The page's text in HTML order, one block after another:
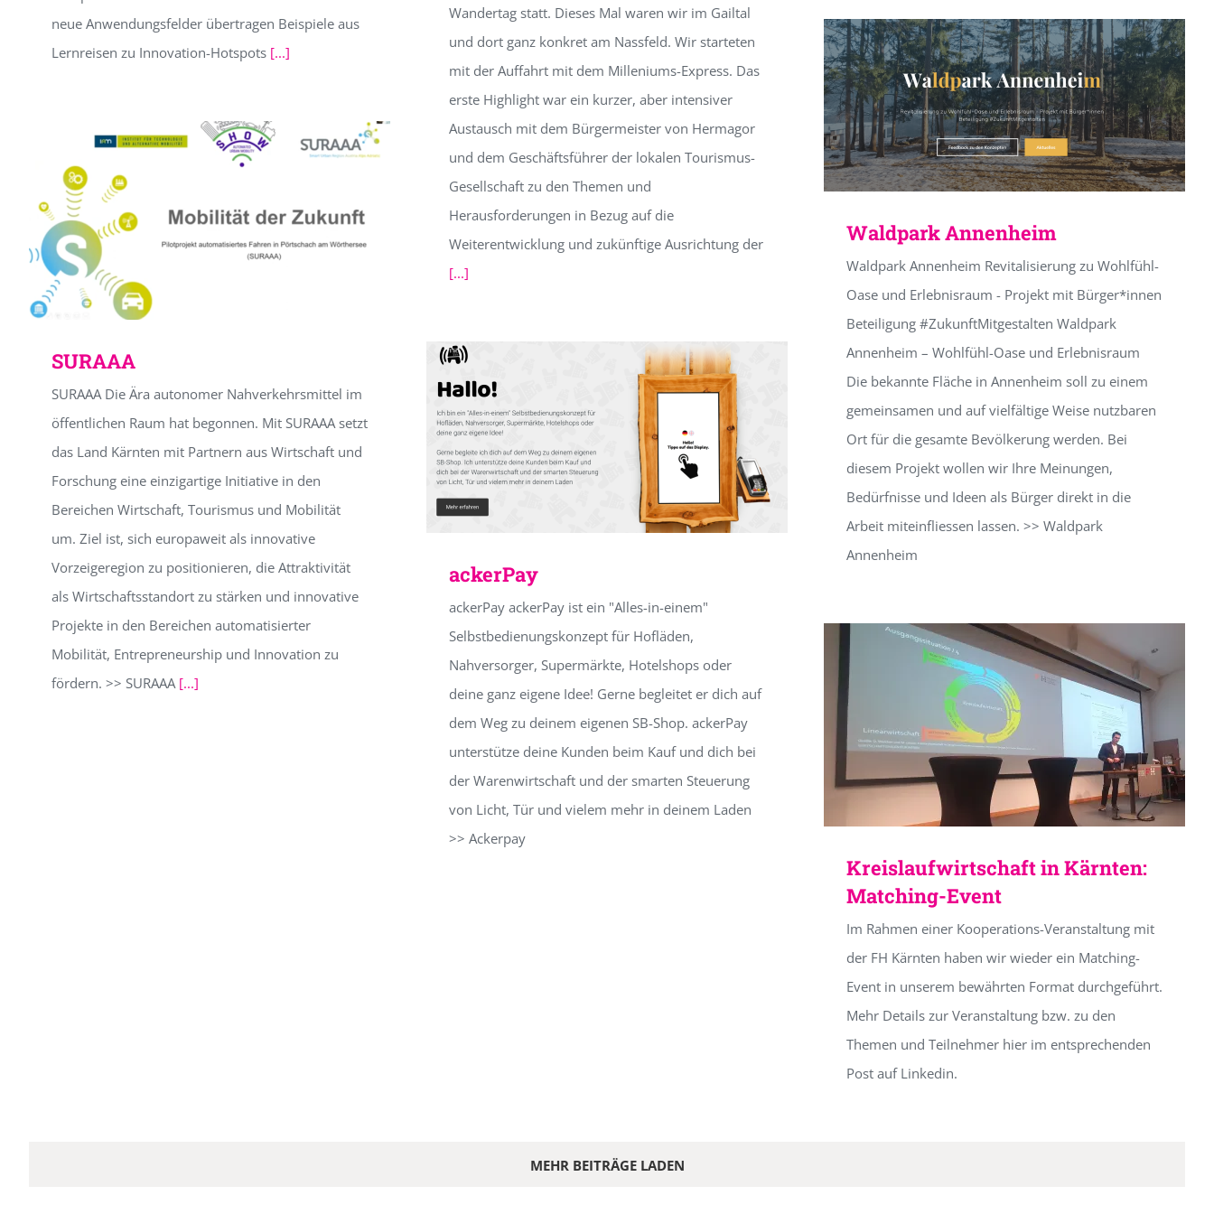
neue Anwendungsfelder übertragen Beispiele aus
Lernreisen zu Innovation-Hotspots [...]
Wandertag statt. Dieses Mal waren wir im Gailtal
und dort ganz konkret am Nassfeld. Wir starteten
mit der Auffahrt mit dem Milleniums-Express. Das
erste Highlight war ein kurzer, aber intensiver
Austausch mit dem Bürgermeister von Hermagor
und dem Geschäftsführer der lokalen Tourismus-
Gesellschaft zu den Themen und
Herausforderungen in Bezug auf die
Weiterentwicklung und zukünftige Ausrichtung der
[...]
Waldpark Annenheim
Waldpark Annenheim Revitalisierung zu Wohlfühl-
Oase und Erlebnisraum - Projekt mit Bürger*innen
Beteiligung #ZukunftMitgestalten Waldpark
Annenheim – Wohlfühl-Oase und Erlebnisraum
Die bekannte Fläche in Annenheim soll zu einem
gemeinsamen und auf vielfältige Weise nutzbaren
Ort für die gesamte Bevölkerung werden. Bei
diesem Projekt wollen wir Ihre Meinungen,
Bedürfnisse und Ideen als Bürger direkt in die
Arbeit miteinfliessen lassen. >> Waldpark
Annenheim
SURAAA
SURAAA Die Ära autonomer Nahverkehrsmittel im
öffentlichen Raum hat begonnen. Mit SURAAA setzt
das Land Kärnten mit Partnern aus Wirtschaft und
Forschung eine einzigartige Initiative in den
Bereichen Wirtschaft, Tourismus und Mobilität
um. Ziel ist, sich europaweit als innovative
Vorzeigeregion zu positionieren, die Attraktivität
als Wirtschaftsstandort zu stärken und innovative
Projekte in den Bereichen automatisierter
Mobilität, Entrepreneurship und Innovation zu
fördern. >> SURAAA [...]
ackerPay
ackerPay ackerPay ist ein "Alles-in-einem"
Selbstbedienungskonzept für Hofläden,
Nahversorger, Supermärkte, Hotelshops oder
deine ganz eigene Idee! Gerne begleitet er dich auf
dem Weg zu deinem eigenen SB-Shop. ackerPay
unterstütze deine Kunden beim Kauf und dich bei
der Warenwirtschaft und der smarten Steuerung
von Licht, Tür und vielem mehr in deinem Laden
>> Ackerpay
Kreislaufwirtschaft in Kärnten:
Matching-Event
Im Rahmen einer Kooperations-Veranstaltung mit
der FH Kärnten haben wir wieder ein Matching-
Event in unserem bewährten Format durchgeführt.
Mehr Details zur Veranstaltung bzw. zu den
Themen und Teilnehmer hier im entsprechenden
Post auf Linkedin.
MEHR BEITRÄGE LADEN